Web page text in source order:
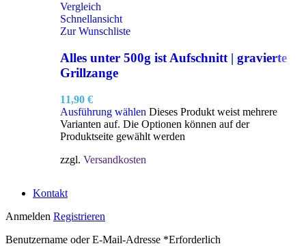
Vergleich
Schnellansicht
Zur Wunschliste
Alles unter 500g ist Aufschnitt | gravierte
Grillzange
11,90 €
Ausführung wählen Dieses Produkt weist mehrere
Varianten auf. Die Optionen können auf der
Produktseite gewählt werden
zzgl. Versandkosten
Kontakt
Anmelden Registrieren
Benutzername oder E-Mail-Adresse *Erforderlich